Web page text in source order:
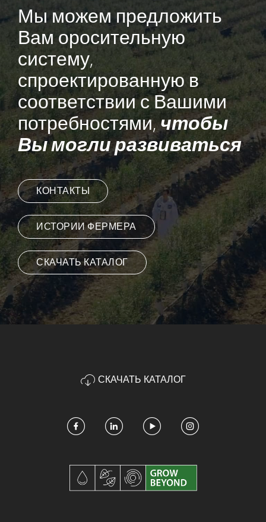
Мы можем предложить
Вам оросительную
систему,
спроектированную в
соответствии с Вашими
потребностями,чтобы
Вы могли развиваться
КОНТАКТЫ
ИСТОРИИ ФЕРМЕРА
СКАЧАТЬ КАТАЛОГ
СКАЧАТЬ КАТАЛОГ